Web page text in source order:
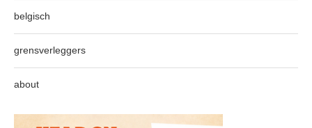
belgisch
grensverleggers
about